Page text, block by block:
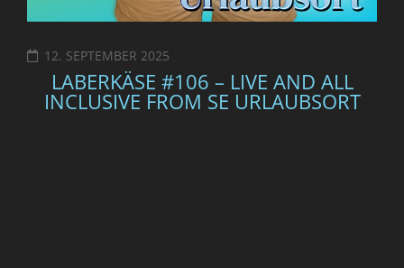
12. SEPTEMBER 2025
LABERKÄSE #106 – LIVE AND ALL
INCLUSIVE FROM SE URLAUBSORT